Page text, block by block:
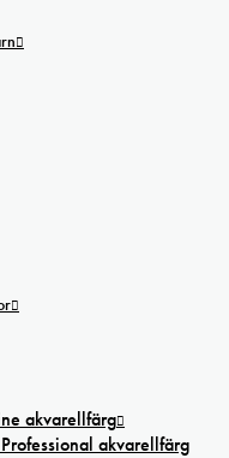
akvarellfärg
akvarellfärg